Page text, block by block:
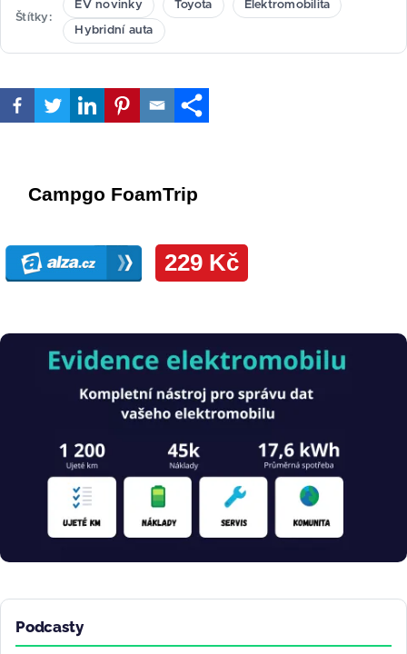
Štítky
EV novinky Toyota Elektromobilita
Hybridní auta
Obrázek
Podcasty